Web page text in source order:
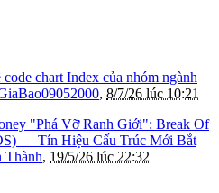
chart Index của nhóm ngành
, 8/7/26 lúc 10:21
"Phá Vỡ Ranh Giới": Break Of
— Tín Hiệu Cấu Trúc Mới Bắt
Thành, 19/5/26 lúc 22:32